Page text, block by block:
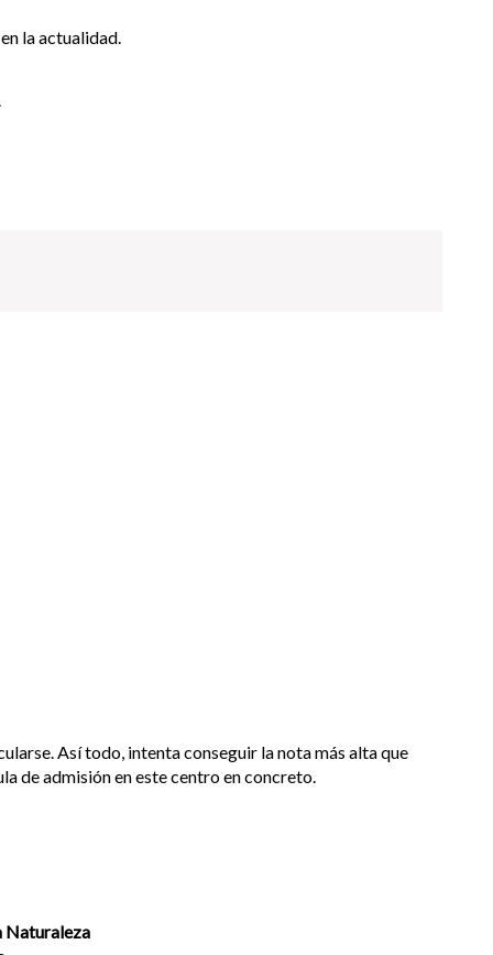
la actualidad.
Así todo, intenta conseguir la nota más alta que
de admisión en este centro en concreto.
Naturaleza